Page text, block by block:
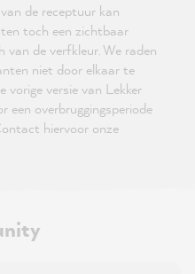
de receptuur kan
toch een zichtbaar
van de verfkleur. We raden
niet door elkaar te
vorige versie van Lekker
een overbruggingsperiode
hiervoor onze